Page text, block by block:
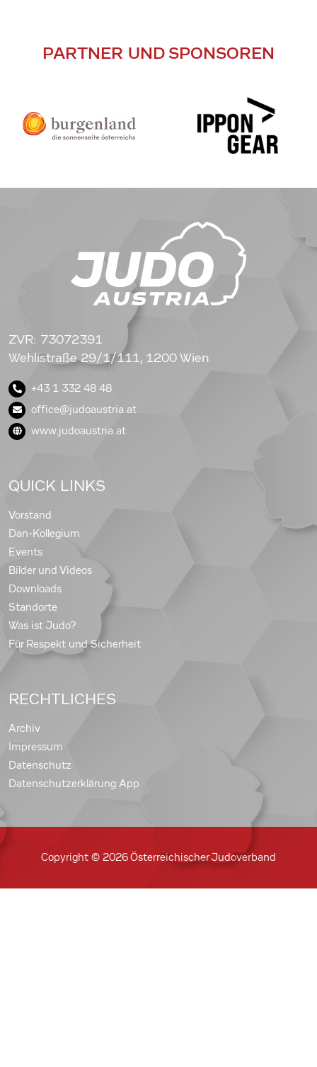
PARTNER UND SPONSOREN
ZVR: 73072391
Wehlistraße 29/1/111, 1200 Wien
+43 1 332 48 48
office@judoaustria.at
www.judoaustria.at
QUICK LINKS
Vorstand
Dan-Kollegium
Events
Bilder und Videos
Downloads
Standorte
Was ist Judo?
Für Respekt und Sicherheit
RECHTLICHES
Archiv
Impressum
Datenschutz
Datenschutzerklärung App
Copyright © 2026 Österreichischer Judoverband